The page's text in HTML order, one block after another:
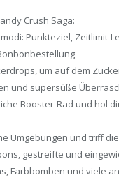
Crush Saga:
Punkteziel, Zeitlimit-
um auf dem
und supersüße
Booster-Rad und hol
Umgebungen und triff
gestreifte und
Farbbomben und viele